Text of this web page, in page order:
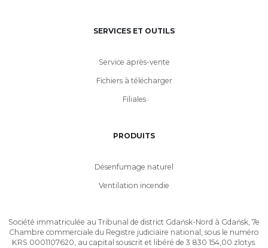
SERVICES ET OUTILS
Service après-vente
Fichiers à télécharger
Filiales
PRODUITS
Désenfumage naturel
Ventilation incendie
Société immatriculée au Tribunal de district Gdańsk-Nord à Gdańsk, 7e
Chambre commerciale du Registre judiciaire national, sous le numéro
KRS 0001107620, au capital souscrit et libéré de 3 830 154,00 zlotys.